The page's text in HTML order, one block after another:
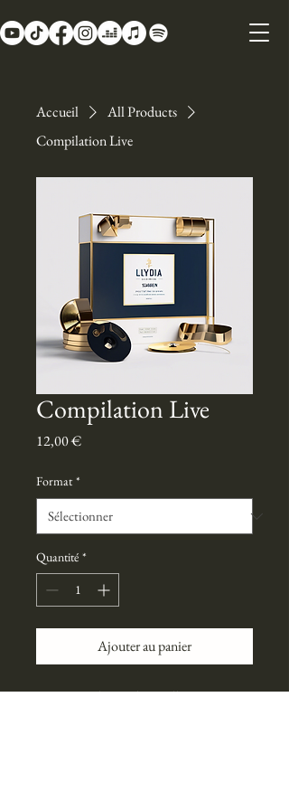
Accueil
All Products
Compilation Live
Compilation Live
12,00 €Prix
Format *
Quantité *
Ajouter au panier
Une compilation des meilleurs